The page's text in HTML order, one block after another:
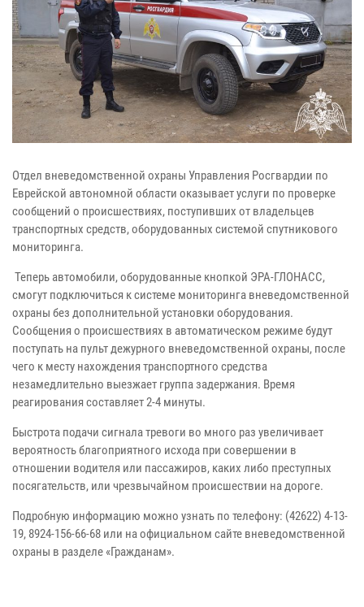
Отдел вневедомственной охраны Управления Росгвардии по
Еврейской автономной области оказывает услуги по проверке
сообщений о происшествиях, поступивших от владельцев
транспортных средств, оборудованных системой спутникового
мониторинга.
Теперь автомобили, оборудованные кнопкой ЭРА-ГЛОНАСС,
смогут подключиться к системе мониторинга вневедомственной
охраны без дополнительной установки оборудования.
Сообщения о происшествиях в автоматическом режиме будут
поступать на пульт дежурного вневедомственной охраны, после
чего к месту нахождения транспортного средства
незамедлительно выезжает группа задержания. Время
реагирования составляет 2-4 минуты.
Быстрота подачи сигнала тревоги во много раз увеличивает
вероятность благоприятного исхода при совершении в
отношении водителя или пассажиров, каких либо преступных
посягательств, или чрезвычайном происшествии на дороге.
Подробную информацию можно узнать по телефону: (42622) 4-13-
19, 8924-156-66-68 или на официальном сайте вневедомственной
охраны в разделе «Гражданам».